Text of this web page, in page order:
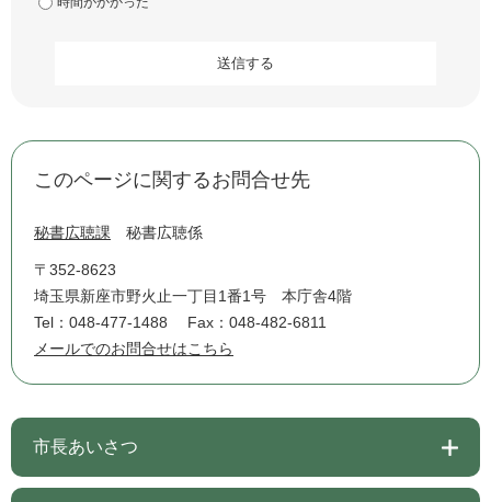
このページに関するお問合せ先
秘書広聴課 秘書広聴係
〒352-8623
埼玉県新座市野火止一丁目1番1号 本庁舎4階
Tel：048-477-1488
Fax：048-482-6811
メールでのお問合せはこちら
市長あいさつ